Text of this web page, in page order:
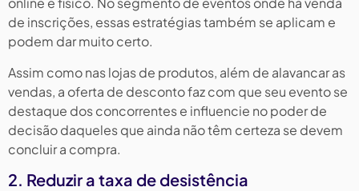
de inscrições, essas estratégias também se aplicam e
podem dar muito certo.
Assim como nas lojas de produtos, além de alavancar as
vendas, a oferta de desconto faz com que seu evento se
destaque dos concorrentes e influencie no poder de
decisão daqueles que ainda não têm certeza se devem
concluir a compra.
2. Reduzir a taxa de desistência